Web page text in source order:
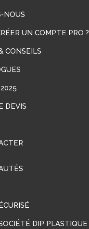
NOUS
UN COMPTE PRO ?
CONSEILS
DEVIS
DIP PLASTIQUE